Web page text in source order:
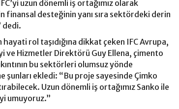
uzun dönemli iş ortağımız olarak
finansal desteğinin yanı sıra sektördeki derin
dedi.
rol taşıdığına dikkat çeken IFC Avrupa,
ve Hizmetler Direktörü Guy Ellena, çimento
bu sektörleri olumsuz yönde
ekledi: “Bu proje sayesinde Çimko
Uzun dönemli iş ortağımız Sanko ile
umuyoruz.”